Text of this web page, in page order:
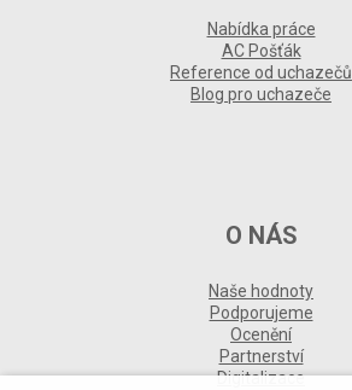
Nabídka práce
AC Pošťák
Reference od uchazečů
Blog pro uchazeče
O NÁS
Naše hodnoty
Podporujeme
Ocenění
Partnerství
Digitalizace